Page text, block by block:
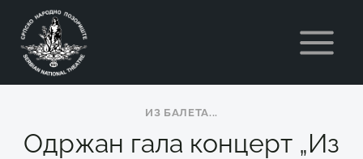
content
ИЗ БАЛЕТА...
Одржан гала концерт „Из